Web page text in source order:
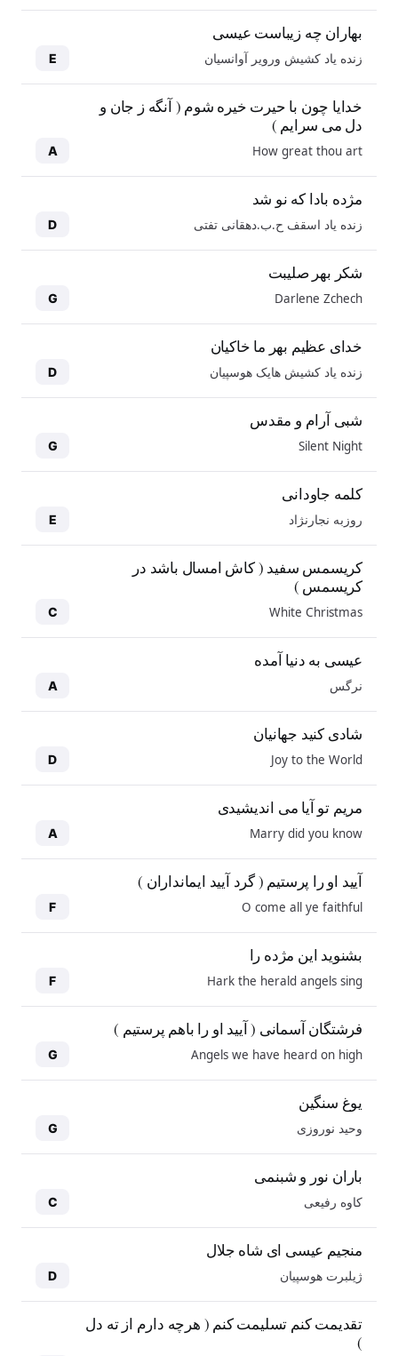
بهاران چه زیباست عیسی
زنده یاد کشیش ورویر آوانسیان E
خدایا چون با حیرت خیره شوم ( آنگه ز جان و
دل می سرایم )
How great thou art
A
مژده بادا که نو شد
زنده یاد اسقف ح.ب.دهقانی تفتی D
شکر بهر صلیبت
Darlene Zchech
G
خدای عظیم بهر ما خاکیان
زنده یاد کشیش هایک هوسپیان D
شبی آرام و مقدس
Silent Night
G
کلمه جاودانی
روزبه نجارنژاد E
کریسمس سفید ( کاش امسال باشد در
کریسمس )
White Christmas
C
عیسی به دنیا آمده
نرگس A
شادی کنید جهانیان
Joy to the World
D
مریم تو آیا می اندیشیدی
Marry did you know
A
آیید او را پرستیم ( گرد آیید ایمانداران )
O come all ye faithful
F
بشنوید این مژده را
Hark the herald angels sing
F
فرشتگان آسمانی ( آیید او را باهم پرستیم )
Angels we have heard on high
G
یوغ سنگین
وحید نوروزی G
باران نور و شبنمی
کاوه رفیعی C
منجیم عیسی ای شاه جلال
ژیلبرت هوسپیان D
تقدیمت کنم تسلیمت کنم ( هرچه دارم از ته دل
)